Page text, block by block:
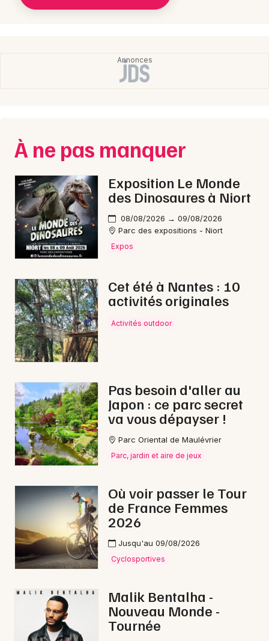
À ne pas manquer
Exposition Le Monde
des Dinosaures à Niort
08/08/2026 → 09/08/2026
Parc des expositions - Niort
Expos
Cet été à Nantes : 10
activités originales
Activités outdoor
Pas besoin d'aller au
Japon : ce parc secret
va vous dépayser !
Parc Oriental de Maulévrier
Parc, jardin et aire de jeux
Où voir passer le Tour
de France Femmes
2026
Jusqu'au 09/08/2026
Cyclosportives
Malik Bentalha -
Nouveau Monde -
Tournée